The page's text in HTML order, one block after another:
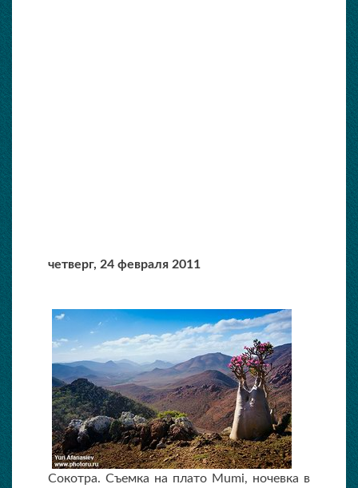
четверг, 24 февраля 2011
Сокотра. Съемка на плато Mumi, ночевка в